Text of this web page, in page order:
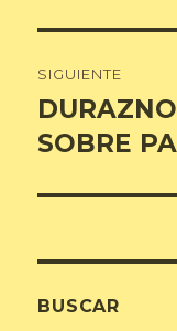
SIGUIENTE
Entrada
siguiente:
SOBRE
BUSCAR